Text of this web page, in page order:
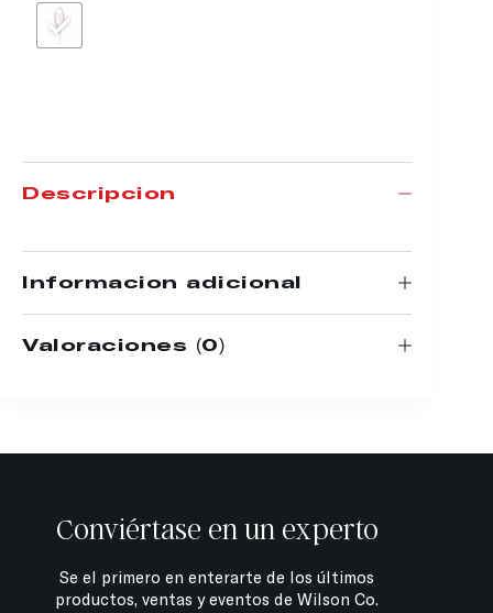
Descripción
Información adicional
Valoraciones (0)
Conviértase en un experto
Se el primero en enterarte de los últimos
productos, ventas y eventos de Wilson Co.